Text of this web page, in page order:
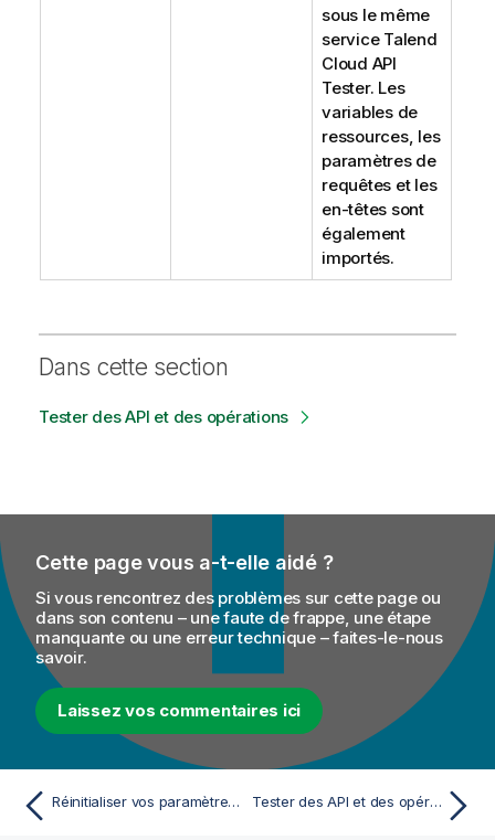
sous le même
service Talend
Cloud API
Tester. Les
variables de
ressources, les
paramètres de
requêtes et les
en-têtes sont
également
importés.
Dans cette section
Tester des API et des opérations
Cette page vous a-t-elle aidé ?
Si vous rencontrez des problèmes sur cette page ou
dans son contenu – une faute de frappe, une étape
manquante ou une erreur technique – faites-le-nous
savoir.
Laissez vos commentaires ici
Réinitialiser vos paramètres GitHub Tester des API et des opérations